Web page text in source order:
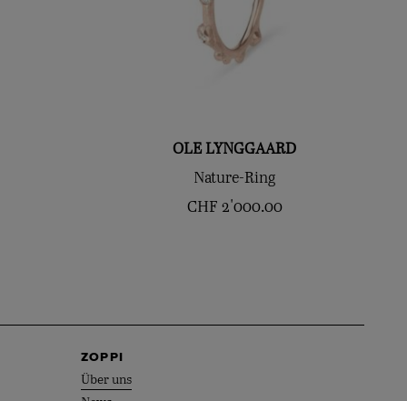
OLE LYNGGAARD
Nature-Ring
CHF 2'000.00
ZOPPI
Über uns